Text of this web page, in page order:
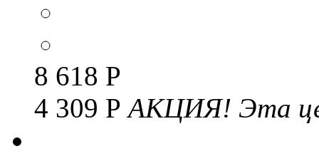
8 618 Р
4 309 РАКЦИЯ! Эта